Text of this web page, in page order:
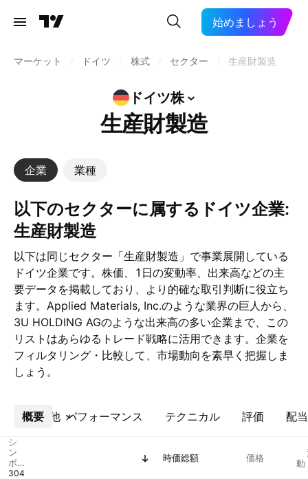
始めましょう
マーケット ドイツ 株式 セクター 生産財製造
ドイツ株
生産財製造
企業 業種
以下のセクターに属するドイツ企業:
生産財製造
以下は同じセクター「生産財製造」で事業展開している
ドイツ企業です。株価、1日の変動率、出来高などの主
要データを掲載しており、より的確な取引判断に役立ち
ます。Applied Materials, Inc.のような業界の巨人から、
3U HOLDING AGのような出来高の多い企業まで、この
リストはあらゆるトレード戦略に活用できます。企業を
フィルタリング・比較して、市場動向を素早く把握しま
しょう。
概要 パフォーマンス テクニカル 評価 配当
その他
シ
ン
ボ
ル
時価総額 価格
動